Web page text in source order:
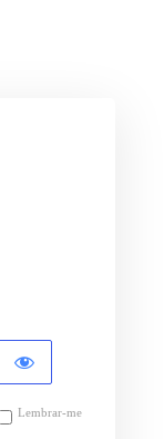
Lembrar-me